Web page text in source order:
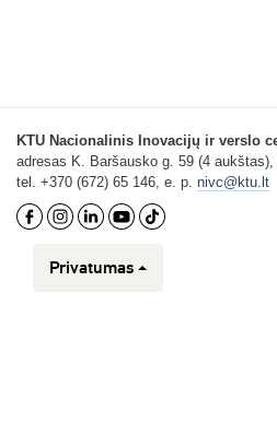
KTU Nacionalinis Inovacijų ir verslo
adresas K. Baršausko g. 59 (4 aukštas),
tel. +370 (672) 65 146, e. p. nivc@ktu.lt
Privatumas